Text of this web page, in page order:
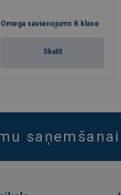
Omega savienojums 8.klase
Skatīt
saņemšanai